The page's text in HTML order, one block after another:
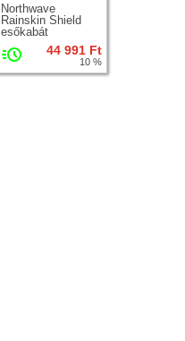
Northwave
Rainskin Shield
esőkabát
44 991 Ft
10 %